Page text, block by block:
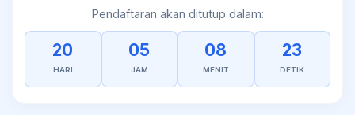
Pendaftaran akan ditutup dalam:
20
HARI
05
JAM
08
MENIT
23
DETIK